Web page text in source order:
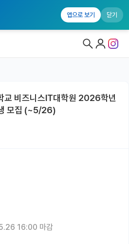
앱으로 보기 닫기
교 비즈니스IT대학원 2026학년
모집 (~5/26)
16:00 마감